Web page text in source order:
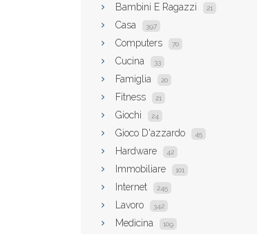
Bambini E Ragazzi 21
Casa 397
Computers 70
Cucina 33
Famiglia 20
Fitness 21
Giochi 24
Gioco D'azzardo 45
Hardware 42
Immobiliare 101
Internet 245
Lavoro 342
Medicina 109